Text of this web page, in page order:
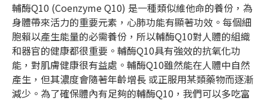
輔酶Q10 (Coenzyme Q10) 是一種類似維他命的養份，為
身體帶來活力的重要元素，心肺功能有顯著功效。每個細
胞賴以產生能量的必需養份，所以輔酶Q10對人體的組織
和器官的健康都很重要。輔酶Q10具有強效的抗氧化功
能，對肌膚健康很有益處。輔酶Q10雖然能在人體中自然
產生，但其濃度會隨著年齡增長 或正服用某類藥物而逐漸
減少。為了確保體內有足夠的輔酶Q10，我們可以多吃富